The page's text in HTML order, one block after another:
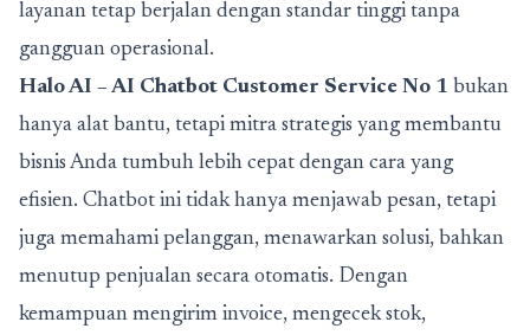
layanan tetap berjalan dengan standar tinggi tanpa
gangguan operasional.
Halo AI – AI Chatbot Customer Service No 1 bukan
hanya alat bantu, tetapi mitra strategis yang membantu
bisnis Anda tumbuh lebih cepat dengan cara yang
efisien. Chatbot ini tidak hanya menjawab pesan, tetapi
juga memahami pelanggan, menawarkan solusi, bahkan
menutup penjualan secara otomatis. Dengan
kemampuan mengirim invoice, mengecek stok,